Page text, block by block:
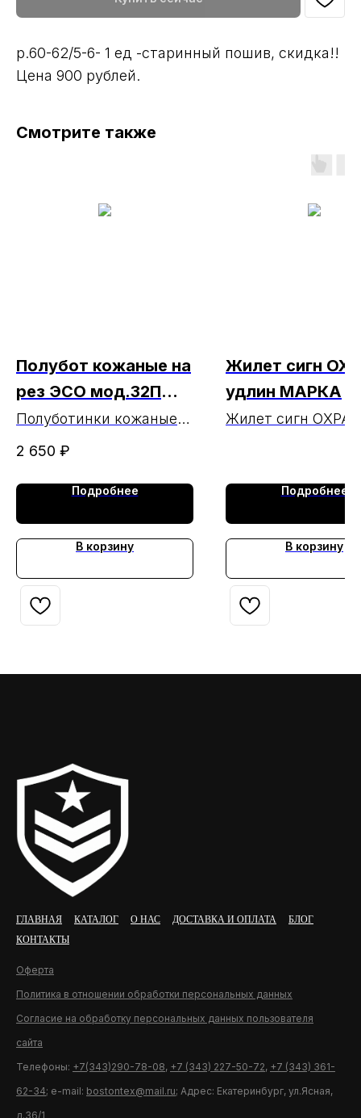
р.60-62/5-6- 1 ед -старинный пошив, скидка!!
Цена 900 рублей.
Смотрите также
Полубот кожаные на
рез ЭСО мод.32П
(перфорация)
Полуботинки кожаные
32П на резинке
2 650 ₽
Подробнее
В корзину
Жилет сигн
удлин МАРКА
Жилет сигн
Подробнее
В корзину
ГЛАВНАЯ КАТАЛОГ О НАС ДОСТАВКА И ОПЛАТА
БЛОГ
КОНТАКТЫ
Оферта
Политика в отношении обработки персональных данных
Согласие на обработку персональных данных пользователя
сайта
Телефоны: +7(343)290-78-08, +7 (343) 227-50-72, +7 (343) 361-
62-34; e-mail: bostontex@mail.ru; Адрес: Екатеринбург, ул.Ясная,
д.36/1